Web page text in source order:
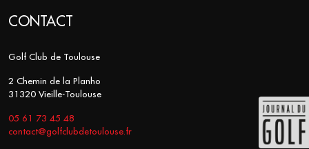
CONTACT
Golf Club de Toulouse
2 Chemin de la Planho
31320 Vieille-Toulouse
05 61 73 45 48
contact@golfclubdetoulouse.fr